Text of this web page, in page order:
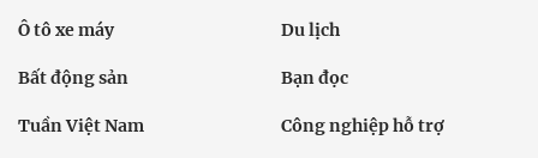
Ô tô xe máy Du lịch
Bất động sản Bạn đọc
Tuần Việt Nam Công nghiệp hỗ trợ